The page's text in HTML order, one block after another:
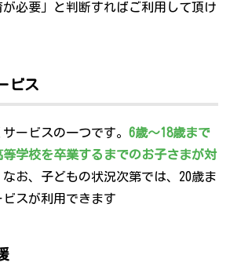
必要」と判断すればご利用して頂け
ビス
ービスの一つです。 6歳～18歳まで
学校を卒業するまでのお子さまが対
お、子どもの状況次第では、20歳ま
スが利用できます